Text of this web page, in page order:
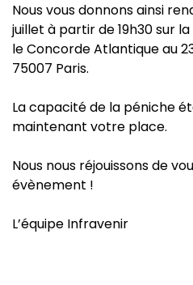
Nous vous donnons ainsi
juillet à partir de 19h30 sur
le Concorde Atlantique au
75007 Paris.
La capacité de la péniche
maintenant votre place.
Nous nous réjouissons de
évènement !
L’équipe Infravenir